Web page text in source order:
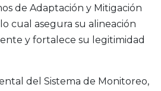
de Adaptación y Mitigación
cual asegura su alineación
y fortalece su legitimidad
del Sistema de Monitoreo,